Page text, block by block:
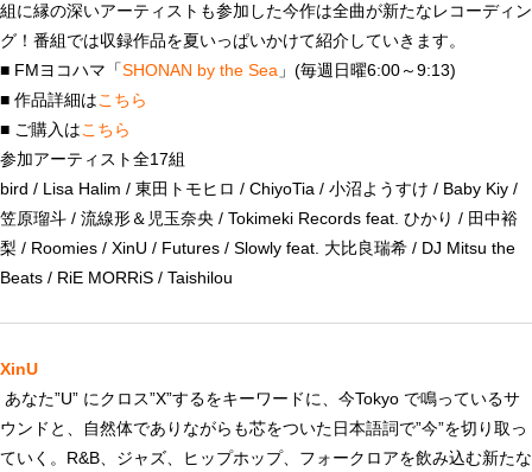
組に縁の深いアーティストも参加した今作は全曲が新たなレコーディン
グ！番組では収録作品を夏いっぱいかけて紹介していきます。
■ FMヨコハマ「SHONAN by the Sea 」(毎週日曜6:00～9:13)
■ 作品詳細はこちら
■ ご購入はこちら
参加アーティスト全17組
bird / Lisa Halim / 東田トモヒロ / ChiyoTia / 小沼ようすけ / Baby Kiy /
笠原瑠斗 / 流線形＆児玉奈央 / Tokimeki Records feat. ひかり / 田中裕
梨 / Roomies / XinU / Futures / Slowly feat. 大比良瑞希 / DJ Mitsu the
Beats / RiE MORRiS / Taishilou
XinU
あなた”U” にクロス”X”するをキーワードに、今Tokyo で鳴っているサ
ウンドと、自然体でありながらも芯をついた日本語詞で”今”を切り取っ
ていく。R&B、ジャズ、ヒップホップ、フォークロアを飲み込む新たな